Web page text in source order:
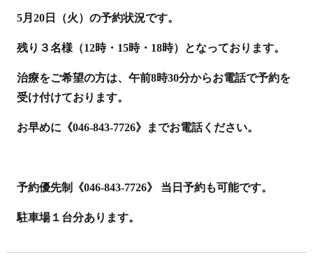
5月20日（火）の予約状況です。
残り３名様（12時・15時・18時）となっております。
治療をご希望の方は、午前8時30分からお電話で予約を
受け付けております。
お早めに《046-843-7726》までお電話ください。
予約優先制《046-843-7726》 当日予約も可能です。
駐車場１台分あります。